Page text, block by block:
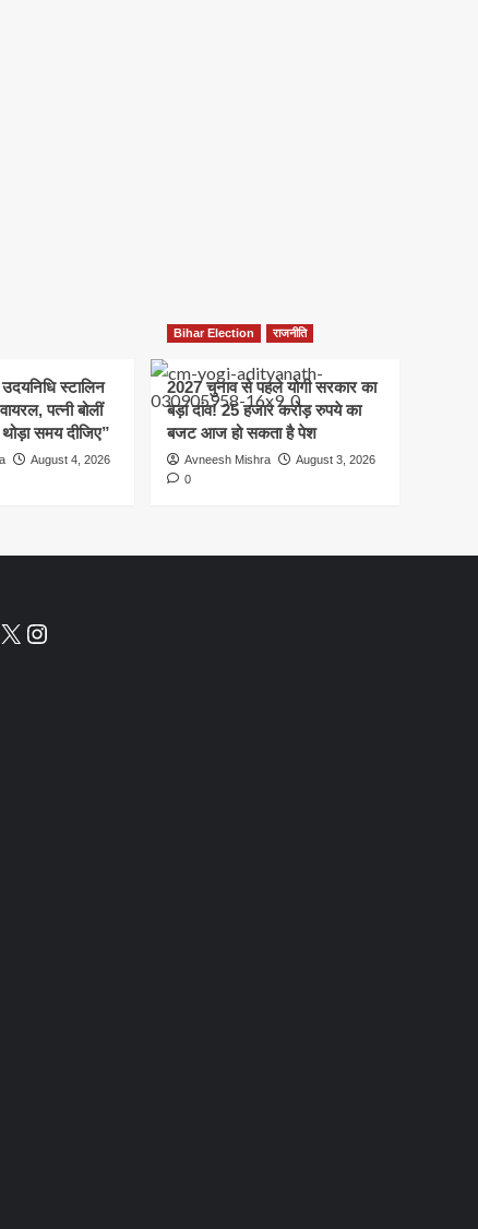
स्टालिन
पत्नी बोलीं
समय दीजिए”
August 4, 2026
Bihar Election राजनीति
2027 चुनाव से पहले योगी सरकार का
बड़ा दांव! 25 हजार करोड़ रुपये का
बजट आज हो सकता है पेश
Avneesh Mishra
August 3, 2026
0
X Instagram